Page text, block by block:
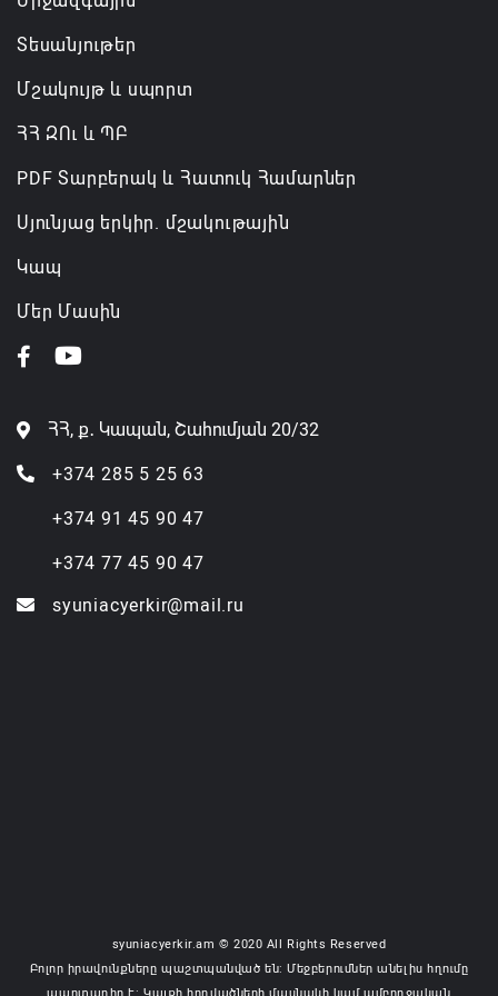
Տեսանյութեր
Մշակույթ և սպորտ
ՀՀ ԶՈւ և ՊԲ
PDF Տարբերակ և Հատուկ Համարներ
Սյունյաց երկիր. մշակութային
Կապ
Մեր Մասին
ՀՀ, ք․ Կապան, Շահումյան 20/32
+374 285 5 25 63
+374 91 45 90 47
+374 77 45 90 47
syuniacyerkir@mail.ru
syuniacyerkir.am © 2020 All Rights Reserved
Բոլոր իրավունքները պաշտպանված են: Մեջբերումներ անելիս հղումը